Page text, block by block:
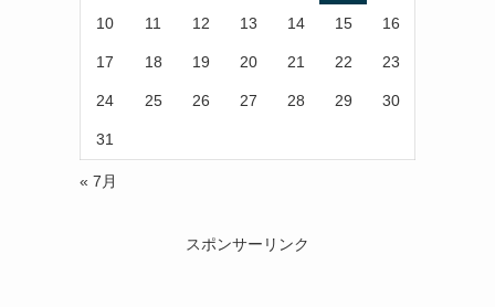
10 11 12 13 14 15 16
17 18 19 20 21 22 23
24 25 26 27 28 29 30
31
« 7月
スポンサーリンク